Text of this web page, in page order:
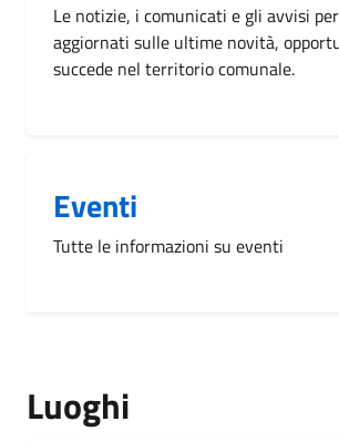
Le notizie, i comunicati e gli avvisi
aggiornati sulle ultime novità,
succede nel territorio comunale.
Eventi
Tutte le informazioni su eventi
Luoghi